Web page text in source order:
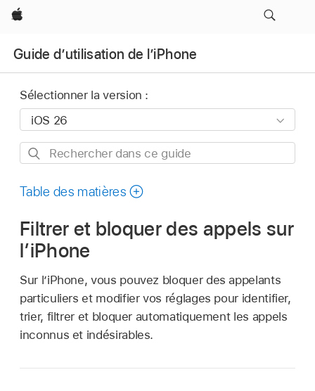
Apple
Guide d’utilisation de l’iPhone
Sélectionner la version :
Rechercher
ce
Table des matières
Filtrer et bloquer des appels sur
l’iPhone
Sur l’iPhone, vous pouvez bloquer des appelants
particuliers et modifier vos réglages pour identifier,
trier, filtrer et bloquer automatiquement les appels
inconnus et indésirables.